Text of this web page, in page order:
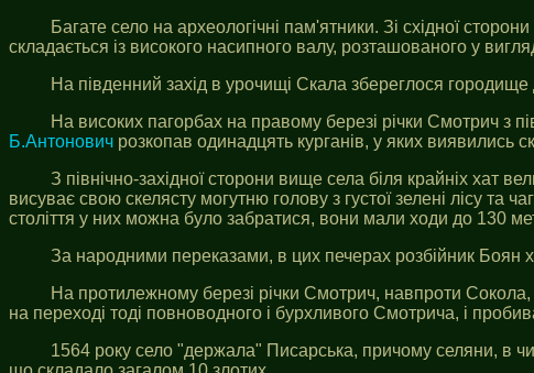
Багате село на археологічні пам'ятники. Зі східної
складається із високого насипного валу, розташованого у
На південний захід в урочищі Скала збереглося городище
На високих пагорбах на правому березі річки Смотрич з
Б.Антонович розкопав одинадцять курганів, у яких виявились
З північно-західної сторони вище села біля крайніх хат
висуває свою скелясту могутню голову з густої зелені лісу та
століття у них можна було забратися, вони мали ходи до 130
За народними переказами, в цих печерах розбійник Боян
На протилежному березі річки Смотрич, навпроти
на переході тоді повноводного і бурхливого Смотрича, і
1564 року село "держала" Писарська, причому селяни, в